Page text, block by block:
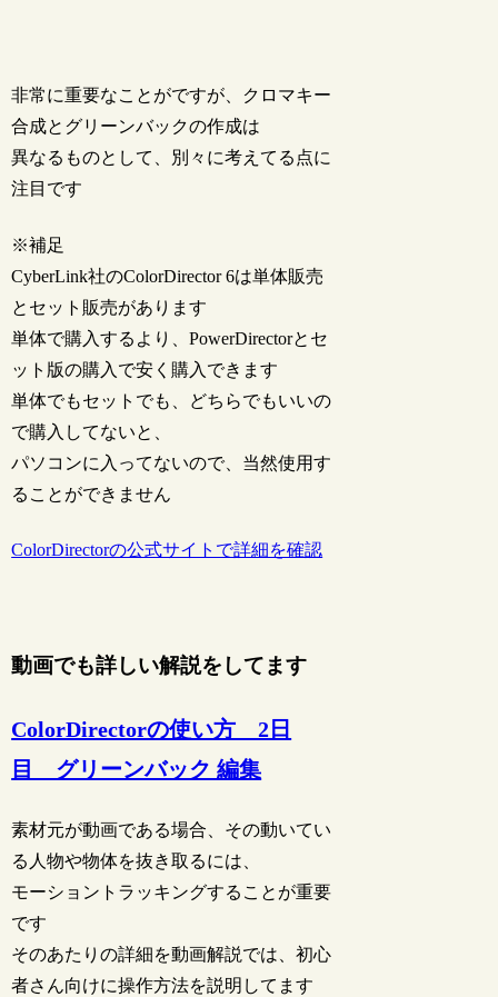
非常に重要なことがですが、クロマキー
合成とグリーンバックの作成は
異なるものとして、別々に考えてる点に
注目です
※補足
CyberLink社のColorDirector 6は単体販売
とセット販売があります
単体で購入するより、PowerDirectorとセ
ット版の購入で安く購入できます
単体でもセットでも、どちらでもいいの
で購入してないと、
パソコンに入ってないので、当然使用す
ることができません
ColorDirectorの公式サイトで詳細を確認
動画でも詳しい解説をしてます
ColorDirectorの使い方 2日
目 グリーンバック 編集
素材元が動画である場合、その動いてい
る人物や物体を抜き取るには、
モーショントラッキングすることが重要
です
そのあたりの詳細を動画解説では、初心
者さん向けに操作方法を説明してます